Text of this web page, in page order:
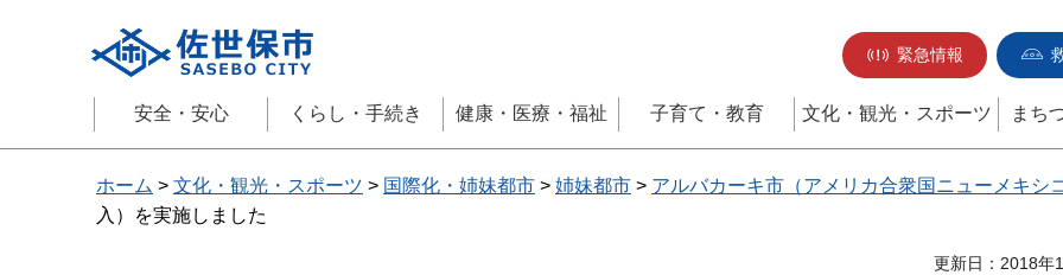
佐世保市
緊急情報
安全・安心 くらし・手続き 健康・医療・福祉 子育て・教育 文化・観光・スポーツ まち
ホーム > 文化・観光・スポーツ > 国際化・姉妹都市 > 姉妹都市 > アルバカーキ市（アメリカ合衆国ニューメキシ
入）を実施しました
更新日：2018年